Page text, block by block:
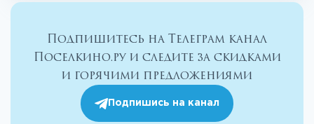
Подпишитесь на Телеграм канал
Поселкино.ру и следите за скидками
и горячими предложениями
Подпишись на канал